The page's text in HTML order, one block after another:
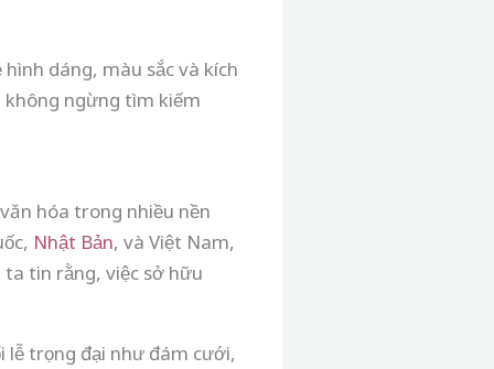
dáng, màu sắc và kích
ngừng tìm kiếm
hóa trong nhiều nền
Nhật Bản, và Việt Nam,
tin rằng, việc sở hữu
lễ trọng đại như đám cưới,